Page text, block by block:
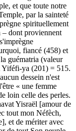
et que toute notre
par la sainteté
spirituellement
dont proviennent
fiancé (458) et
guématria (valeur
Yiféfi-ya (201) = 515.
dessein n'est
« une femme
loin celle des perles.
Yisraël [amour de
tout mon Néfèch,
et de mériter avec